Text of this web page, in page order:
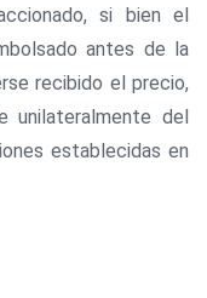
si bien el
antes de la
recibido el precio,
unilateralmente del
establecidas en